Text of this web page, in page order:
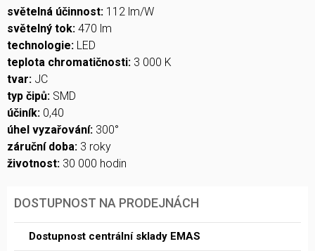
světelná účinnost: 112 lm/W
světelný tok: 470 lm
technologie: LED
teplota chromatičnosti: 3 000 K
tvar: JC
typ čipů: SMD
účiník: 0,40
úhel vyzařování: 300°
záruční doba: 3 roky
životnost: 30 000 hodin
DOSTUPNOST NA PRODEJNÁCH
Dostupnost centrální sklady EMAS